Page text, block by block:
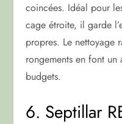
coincées. Idéal pour
cage étroite, il garde
propres. Le nettoyage
rongements en font
budgets.
6. Septillar